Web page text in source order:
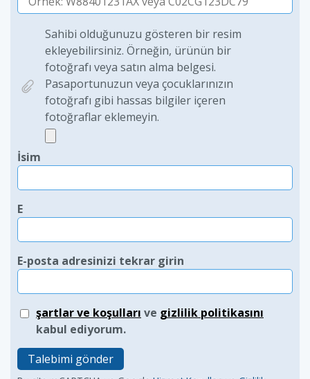
Sahibi olduğunuzu gösteren bir resim
ekleyebilirsiniz. Örneğin, ürünün bir
fotoğrafı veya satın alma belgesi.
Pasaportunuzun veya çocuklarınızın
fotoğrafı gibi hassas bilgiler içeren
fotoğraflar eklemeyin.
İsim
E
E-posta adresinizi tekrar girin
şartlar ve koşulları ve gizlilik politikasını
kabul ediyorum.
Talebimi gönder